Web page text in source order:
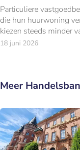
Particuliere
die hun huurwoning
kiezen steeds minder
een nieuwe
18 juni 2026
Meer